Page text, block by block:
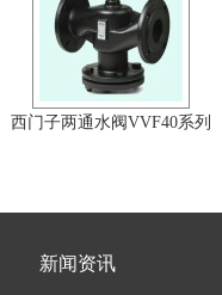
西门子两通水阀VVF40系列
新闻资讯